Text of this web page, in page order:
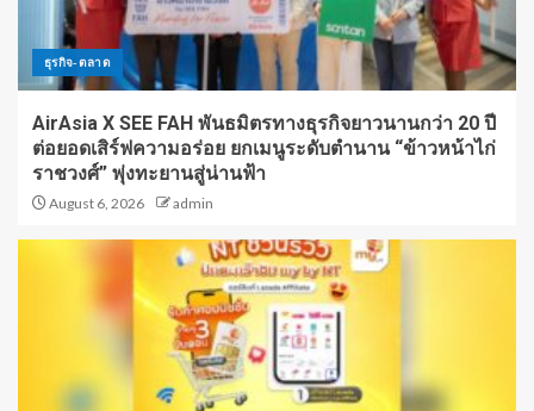
ธุรกิจ-ตลาด
AirAsia X SEE FAH พันธมิตรทางธุรกิจยาวนานกว่า 20 ปี
ต่อยอดเสิร์ฟความอร่อย ยกเมนูระดับตำนาน “ข้าวหน้าไก่
ราชวงศ์” พุ่งทะยานสู่น่านฟ้า
August 6, 2026 admin